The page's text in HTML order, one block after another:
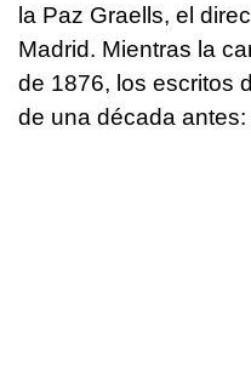
la Paz Graells, el
Madrid. Mientras la
de 1876, los escritos
de una década antes: